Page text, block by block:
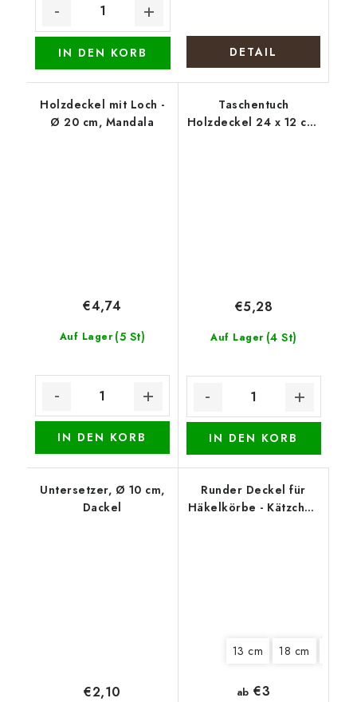
IN DEN KORB DETAIL
Holzdeckel mit Loch -
Ø 20 cm, Mandala
Auf Lager (5 St)
€4,74
IN DEN KORB
Taschentuch
Holzdeckel 24 x 12 cm,
Auf Lager (4 St)
€5,28
IN DEN KORB
Untersetzer, Ø 10 cm,
Dackel
€2,10
Runder Deckel für
Häkelkörbe - Kätzchen
13 cm 18 cm
ab €3